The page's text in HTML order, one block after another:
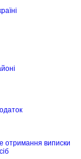
отримання виписки